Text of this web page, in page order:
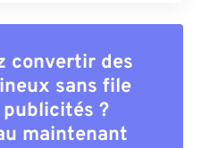
convertir des
sans file
?
maintenant